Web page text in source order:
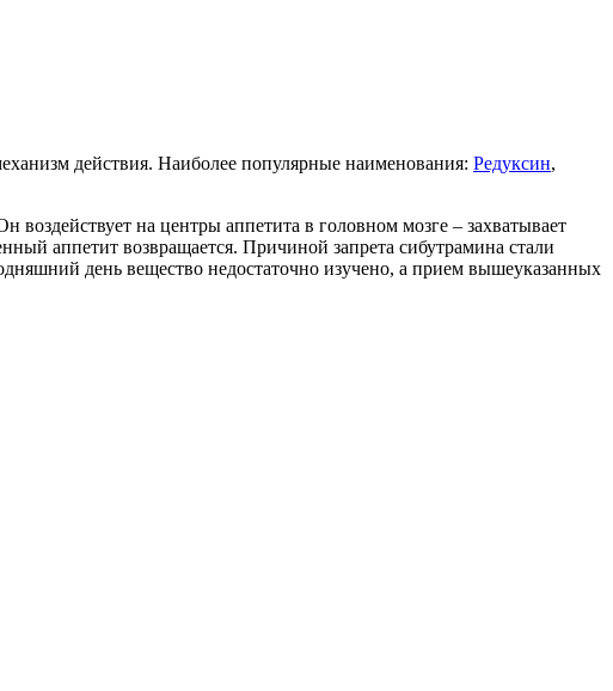
действия. Наиболее популярные наименования: Редуксин,
на центры аппетита в головном мозге – захватывает
аппетит возвращается. Причиной запрета сибутрамина стали
день вещество недостаточно изучено, а прием вышеуказанных